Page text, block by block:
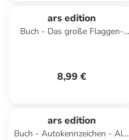
ars edition
Buch - Das große Flaggen-
8,99 €
ars edition
Buch - Autokennzeichen - Alle